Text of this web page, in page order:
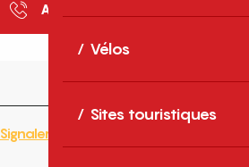
Vélos
Sites touristiques
Appeler
Signaler une erreur